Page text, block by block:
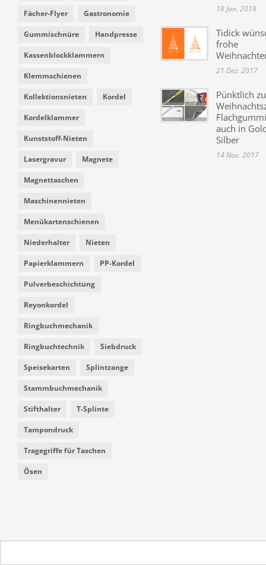
Fächer-Flyer Gastronomie
Gummischnüre Handpresse
Kassenblockklammern
Klemmschienen
Kollektionsnieten Kordel
Kordelklammer
Kunststoff-Nieten
Lasergravur Magnete
Magnettaschen
Maschinennieten
Menükartenschienen
Niederhalter Nieten
Papierklammern PP-Kordel
Pulverbeschichtung
Reyonkordel
Ringbuchmechanik
Ringbuchtechnik Siebdruck
Speisekarten Splintzange
Stammbuchmechanik
Stifthalter T-Splinte
Tampondruck
Tragegriffe für Taschen
Ösen
18 Jan. 2018
Tidick
frohe
21 Dez. 2017
Pünktlich
auch in
Silber
14 Nov. 2017